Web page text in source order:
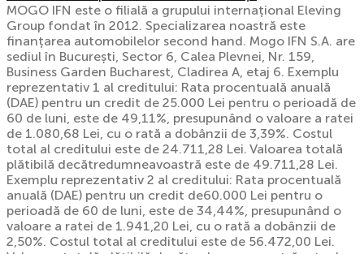
MOGO IFN este o filială a grupului internațional Eleving
Group fondat în 2012. Specializarea noastră este
finanțarea automobilelor second hand. Mogo IFN S.A. are
sediul în București, Sector 6, Calea Plevnei, Nr. 159,
Business Garden Bucharest, Cladirea A, etaj 6. Exemplu
reprezentativ 1 al creditului: Rata procentuală anuală
(DAE) pentru un credit de 25.000 Lei pentru o perioadă de
60 de luni, este de 49,11%, presupunând o valoare a ratei
de 1.080,68 Lei, cu o rată a dobânzii de 3,39%. Costul
total al creditului este de 24.711,28 Lei. Valoarea totală
plătibilă decătredumneavoastră este de 49.711,28 Lei.
Exemplu reprezentativ 2 al creditului: Rata procentuală
anuală (DAE) pentru un credit de60.000 Lei pentru o
perioadă de 60 de luni, este de 34,44%, presupunând o
valoare a ratei de 1.941,20 Lei, cu o rată a dobânzii de
2,50%. Costul total al creditului este de 56.472,00 Lei.